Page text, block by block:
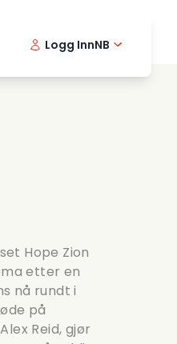
Logg InnNB
Hope Zion
etter en
nå rundt i
på
Reid, gjør